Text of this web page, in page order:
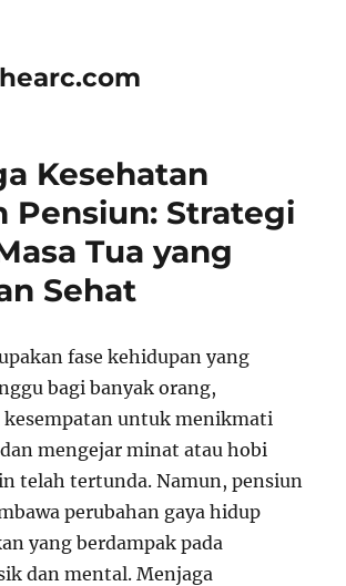
Kesehatan
Pensiun: Strategi
Tua yang
Sehat
fase kehidupan yang
bagi banyak orang,
untuk menikmati
mengejar minat atau hobi
telah tertunda. Namun, pensiun
perubahan gaya hidup
yang berdampak pada
dan mental. Menjaga